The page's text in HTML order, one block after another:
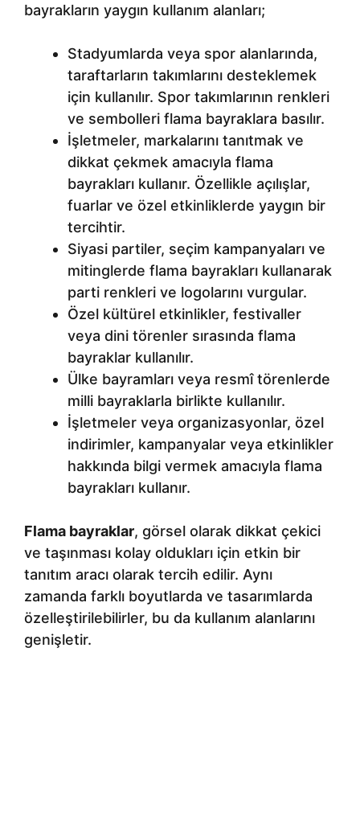
bayrakların yaygın kullanım alanları;
Stadyumlarda veya spor alanlarında,
taraftarların takımlarını desteklemek
için kullanılır. Spor takımlarının renkleri
ve sembolleri flama bayraklara basılır.
İşletmeler, markalarını tanıtmak ve
dikkat çekmek amacıyla flama
bayrakları kullanır. Özellikle açılışlar,
fuarlar ve özel etkinliklerde yaygın bir
tercihtir.
Siyasi partiler, seçim kampanyaları ve
mitinglerde flama bayrakları kullanarak
parti renkleri ve logolarını vurgular.
Özel kültürel etkinlikler, festivaller
veya dini törenler sırasında flama
bayraklar kullanılır.
Ülke bayramları veya resmî törenlerde
milli bayraklarla birlikte kullanılır.
İşletmeler veya organizasyonlar, özel
indirimler, kampanyalar veya etkinlikler
hakkında bilgi vermek amacıyla flama
bayrakları kullanır.
Flama bayraklar, görsel olarak dikkat çekici
ve taşınması kolay oldukları için etkin bir
tanıtım aracı olarak tercih edilir. Aynı
zamanda farklı boyutlarda ve tasarımlarda
özelleştirilebilirler, bu da kullanım alanlarını
genişletir.